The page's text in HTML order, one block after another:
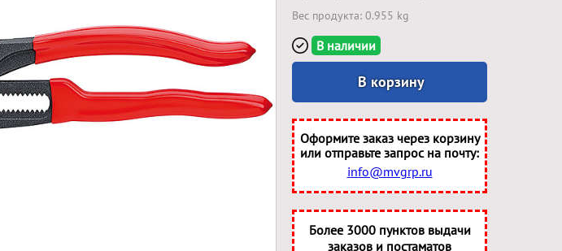
Вес продукта: 0.955 kg
В наличии
В корзину
Оформите заказ через корзину
или отправьте запрос на почту:
info@mvgrp.ru
Более 3000 пунктов выдачи
заказов и постаматов